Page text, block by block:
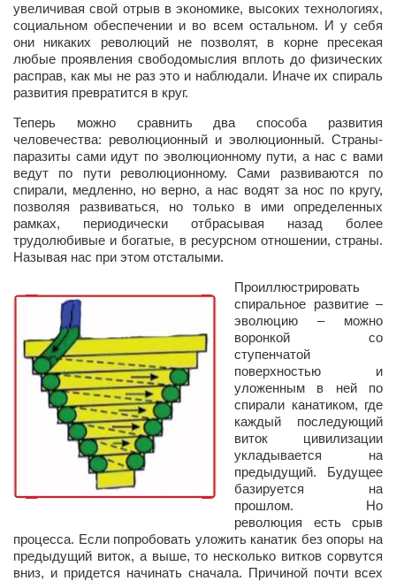
Журналисты
Александр Гвоздик
Александр Кугук
Евгений Касьяненко
Сергей Коноз
Денис Федченко
Звукорежиссёры
Alfom Studio
Писатели
Поэты
Режиссёры
Художники
Надія Белокур
Анна Гидора
Леонтий Костур
Ирина Проценко
Александр Садовский
увеличивая свой отрыв в экономике, высоких технологиях,
социальном обеспечении и во всем остальном. И у себя
они никаких революций не позволят, в корне пресекая
любые проявления свободомыслия вплоть до физических
расправ, как мы не раз это и наблюдали. Иначе их спираль
развития превратится в круг.
Теперь можно сравнить два способа развития
человечества: революционный и эволюционный. Страны-
паразиты сами идут по эволюционному пути, а нас с вами
ведут по пути революционному. Сами развиваются по
спирали, медленно, но верно, а нас водят за нос по кругу,
позволяя развиваться, но только в ими определенных
рамках, периодически отбрасывая назад более
трудолюбивые и богатые, в ресурсном отношении, страны.
Называя нас при этом отсталыми.
Проиллюстрировать
спиральное развитие –
эволюцию – можно
воронкой со
ступенчатой
поверхностью и
уложенным в ней по
спирали канатиком, где
каждый последующий
виток цивилизации
укладывается на
предыдущий. Будущее
базируется на
прошлом. Но
революция есть срыв
процесса. Если попробовать уложить канатик без опоры на
предыдущий виток, а выше, то несколько витков сорвутся
вниз, и придется начинать сначала. Причиной почти всех